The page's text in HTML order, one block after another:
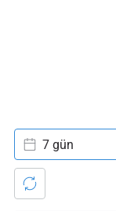
7 gün